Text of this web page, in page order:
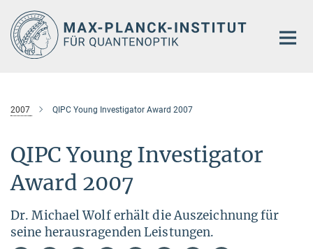
Hauptinhalt
2007 QIPC Young Investigator Award 2007
QIPC Young Investigator
Award 2007
Dr. Michael Wolf erhält die Auszeichnung für
seine herausragenden Leistungen.